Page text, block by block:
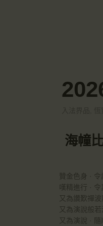
海幢
贊金色身 · 令
嘆精進行 ·
又為讚歎禪波
又為演說般若
又為演說 ·